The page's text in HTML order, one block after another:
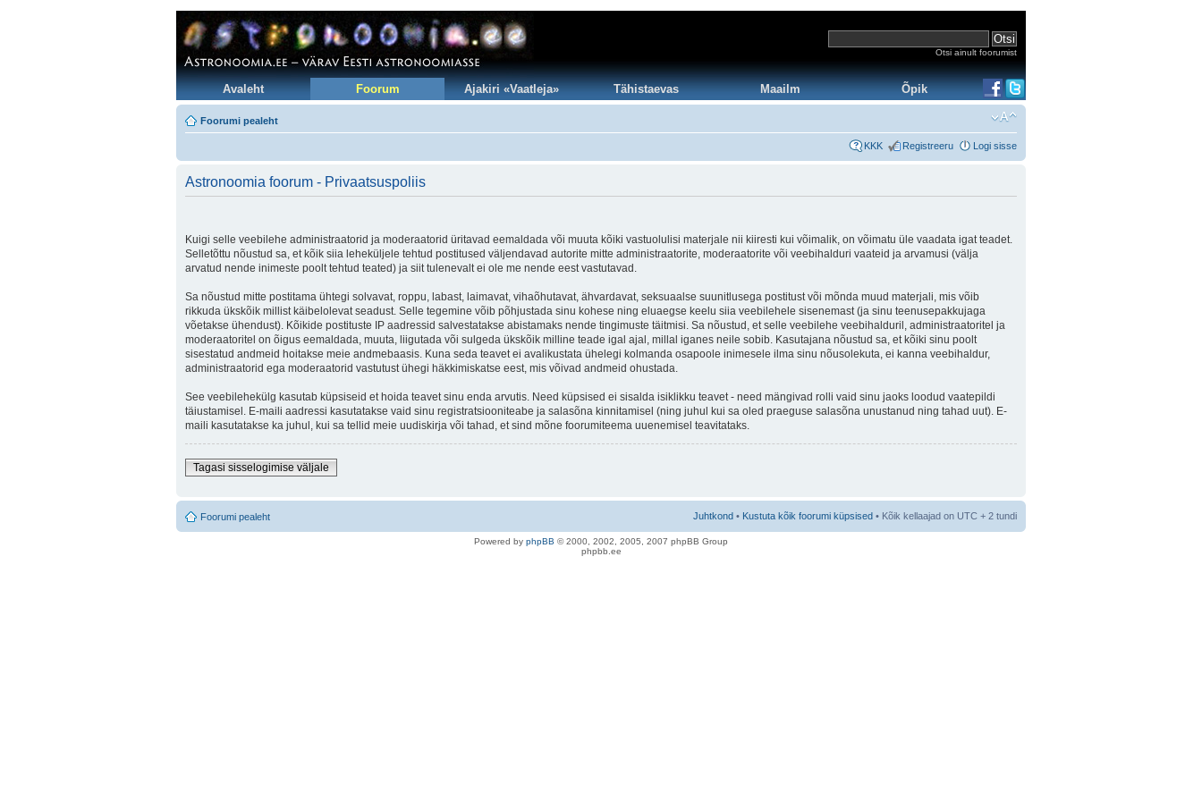
Otsi ainult foorumist
Avaleht Foorum Ajakiri «Vaatleja» Tähistaevas Maailm Õpik
Foorumi pealeht
KKK Registreeru Logi sisse
Astronoomia foorum - Privaatsuspoliis
Kuigi selle veebilehe administraatorid ja moderaatorid üritavad eemaldada või muuta kõiki vastuolulisi materjale nii kiiresti kui võimalik, on võimatu üle vaadata igat teadet.
Selletõttu nõustud sa, et kõik siia leheküljele tehtud postitused väljendavad autorite mitte administraatorite, moderaatorite või veebihalduri vaateid ja arvamusi (välja
arvatud nende inimeste poolt tehtud teated) ja siit tulenevalt ei ole me nende eest vastutavad.
Sa nõustud mitte postitama ühtegi solvavat, roppu, labast, laimavat, vihaõhutavat, ähvardavat, seksuaalse suunitlusega postitust või mõnda muud materjali, mis võib
rikkuda ükskõik millist käibelolevat seadust. Selle tegemine võib põhjustada sinu kohese ning eluaegse keelu siia veebilehele sisenemast (ja sinu teenusepakkujaga
võetakse ühendust). Kõikide postituste IP aadressid salvestatakse abistamaks nende tingimuste täitmisi. Sa nõustud, et selle veebilehe veebihalduril, administraatoritel ja
moderaatoritel on õigus eemaldada, muuta, liigutada või sulgeda ükskõik milline teade igal ajal, millal iganes neile sobib. Kasutajana nõustud sa, et kõiki sinu poolt
sisestatud andmeid hoitakse meie andmebaasis. Kuna seda teavet ei avalikustata ühelegi kolmanda osapoole inimesele ilma sinu nõusolekuta, ei kanna veebihaldur,
administraatorid ega moderaatorid vastutust ühegi häkkimiskatse eest, mis võivad andmeid ohustada.
See veebilehekülg kasutab küpsiseid et hoida teavet sinu enda arvutis. Need küpsised ei sisalda isiklikku teavet - need mängivad rolli vaid sinu jaoks loodud vaatepildi
täiustamisel. E-maili aadressi kasutatakse vaid sinu registratsiooniteabe ja salasõna kinnitamisel (ning juhul kui sa oled praeguse salasõna unustanud ning tahad uut). E-
maili kasutatakse ka juhul, kui sa tellid meie uudiskirja või tahad, et sind mõne foorumiteema uuenemisel teavitataks.
Tagasi sisselogimise väljale
Foorumi pealeht Juhtkond • Kustuta kõik foorumi küpsised • Kõik kellaajad on UTC + 2 tundi
Powered by phpBB © 2000, 2002, 2005, 2007 phpBB Group
phpbb.ee